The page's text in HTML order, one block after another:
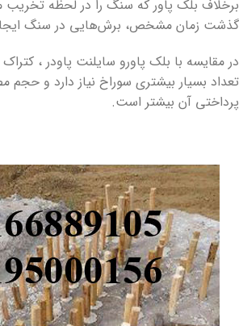
برخلاف بلک پاور که سنگ را در لحظه تخریب
گذشت زمان مشخص، برش‌هایی در سنگ
در مقایسه با بلک پاورو سایلنت پاودر ،
تعداد بسیار بیشتری سوراخ نیاز دارد و
پرداختی آن بیشتر است.